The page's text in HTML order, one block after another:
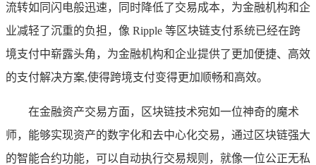
流转如同闪电般迅速，同时降低了交易成本，为金融机构和企
业减轻了沉重的负担，像 Ripple 等区块链支付系统已经在跨
境支付中崭露头角，为金融机构和企业提供了更加便捷、高效
的支付解决方案,使得跨境支付变得更加顺畅和高效。
在金融资产交易方面，区块链技术宛如一位神奇的魔术
师，能够实现资产的数字化和去中心化交易，通过区块链强大
的智能合约功能，可以自动执行交易规则，就像一位公正无私